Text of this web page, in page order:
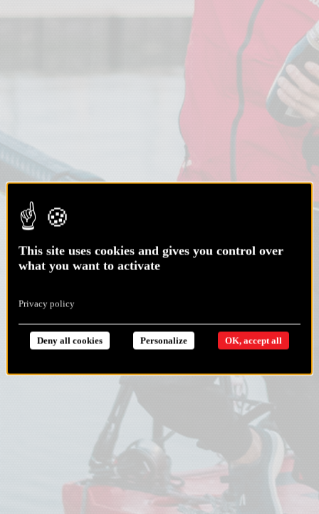
This site uses cookies and gives you control over
what you want to activate
OK, accept all
Deny all cookies Personalize
Privacy policy